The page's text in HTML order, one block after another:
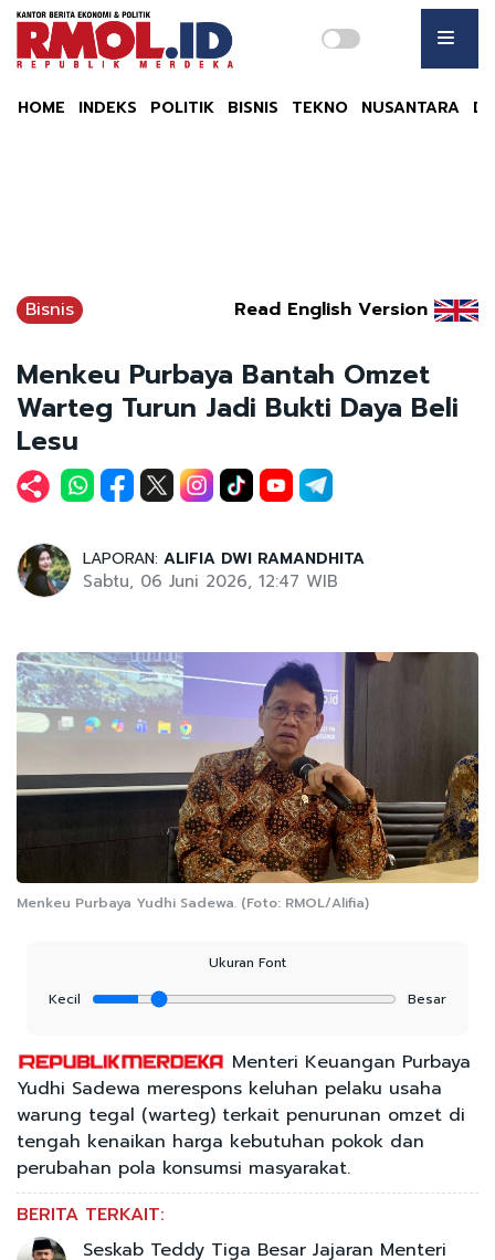
HOME INDEKS POLITIK BISNIS TEKNO NUSANTARA
Bisnis Read English Version
Menkeu Purbaya Bantah Omzet
Warteg Turun Jadi Bukti Daya Beli
Lesu
LAPORAN: ALIFIA DWI RAMANDHITA
Sabtu, 06 Juni 2026, 12:47 WIB
Menkeu Purbaya Yudhi Sadewa. (Foto: RMOL/Alifia)
Ukuran Font
Kecil
Besar
Menteri Keuangan Purbaya
Yudhi Sadewa merespons keluhan pelaku usaha
warung tegal (warteg) terkait penurunan omzet di
tengah kenaikan harga kebutuhan pokok dan
perubahan pola konsumsi masyarakat.
BERITA TERKAIT:
Seskab Teddy Tiga Besar Jajaran Menteri